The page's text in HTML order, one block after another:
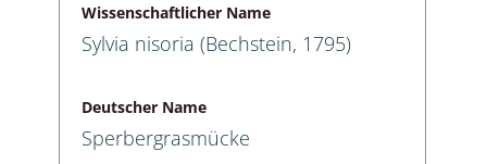
Wissenschaftlicher Name
Sylvia nisoria (Bechstein, 1795)
Deutscher Name
Sperbergrasmücke